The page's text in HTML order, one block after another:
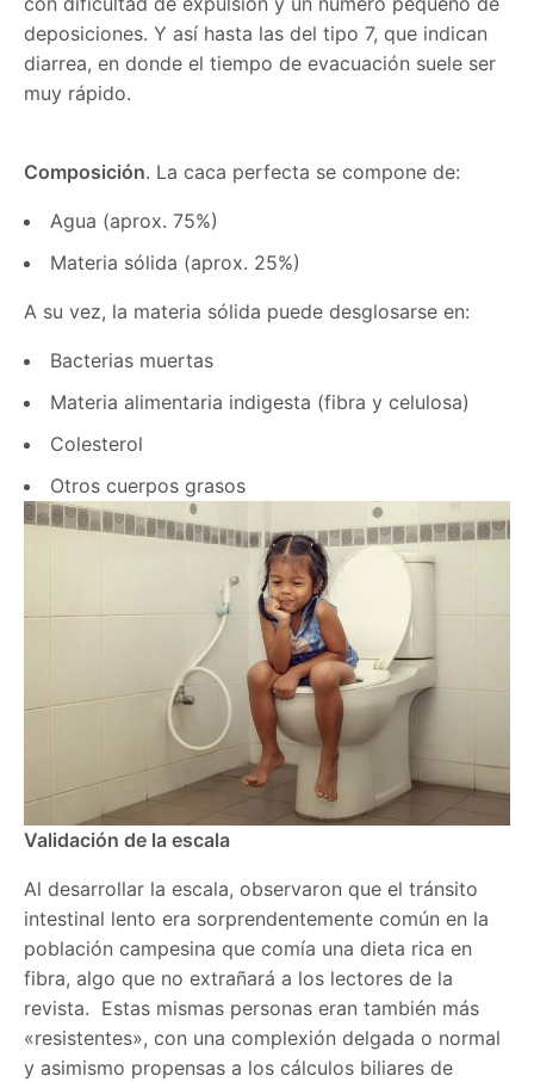
deposiciones. Y así hasta las del tipo 7, que indican
diarrea, en donde el tiempo de evacuación suele ser
muy rápido.
Composición. La caca perfecta se compone de:
Agua (aprox. 75%)
Materia sólida (aprox. 25%)
A su vez, la materia sólida puede desglosarse en:
Bacterias muertas
Materia alimentaria indigesta (fibra y celulosa)
Colesterol
Otros cuerpos grasos
Validación de la escala
Al desarrollar la escala, observaron que el tránsito
intestinal lento era sorprendentemente común en la
población campesina que comía una dieta rica en
fibra, algo que no extrañará a los lectores de la
revista. Estas mismas personas eran también más
«resistentes», con una complexión delgada o normal
y asimismo propensas a los cálculos biliares de